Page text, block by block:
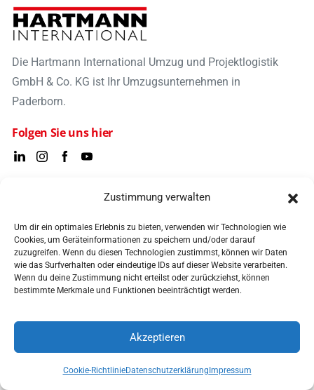
Zustimmung verwalten
Um dir ein optimales Erlebnis zu bieten, verwenden wir Technologien wie
Cookies, um Geräteinformationen zu speichern und/oder darauf
zuzugreifen. Wenn du diesen Technologien zustimmst, können wir Daten
wie das Surfverhalten oder eindeutige IDs auf dieser Website verarbeiten.
Wenn du deine Zustimmung nicht erteilst oder zurückziehst, können
bestimmte Merkmale und Funktionen beeinträchtigt werden.
Akzeptieren
Cookie-RichtlinieDatenschutzerklärung Impressum
Anrufen
Die Hartmann International Umzug und Projektlogistik
GmbH & Co. KG ist Ihr Umzugsunternehmen in
Paderborn.
Folgen Sie uns hier
Hilfreiche Links
Hier finden Sie häufig gesuchte Links, die Ihnen wertvolle
Informationen bieten.
Preis anfragen